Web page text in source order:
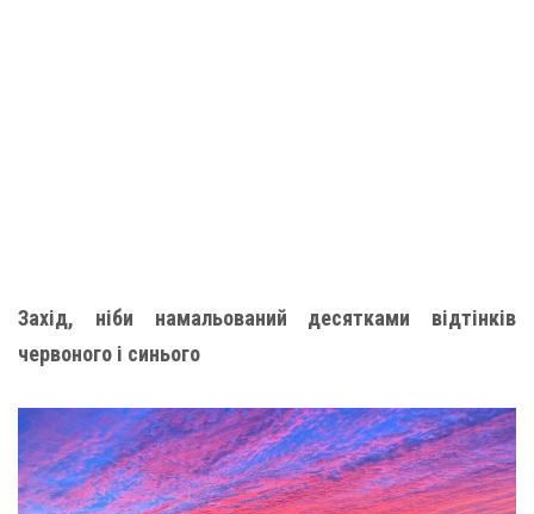
Захід, ніби намальований десятками відтінків
червоного і синього